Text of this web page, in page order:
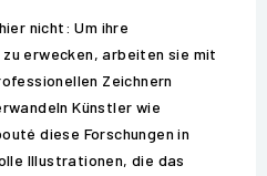
nicht: Um ihre
erwecken, arbeiten sie mit
Zeichnern
Künstler wie
diese Forschungen in
Illustrationen, die das